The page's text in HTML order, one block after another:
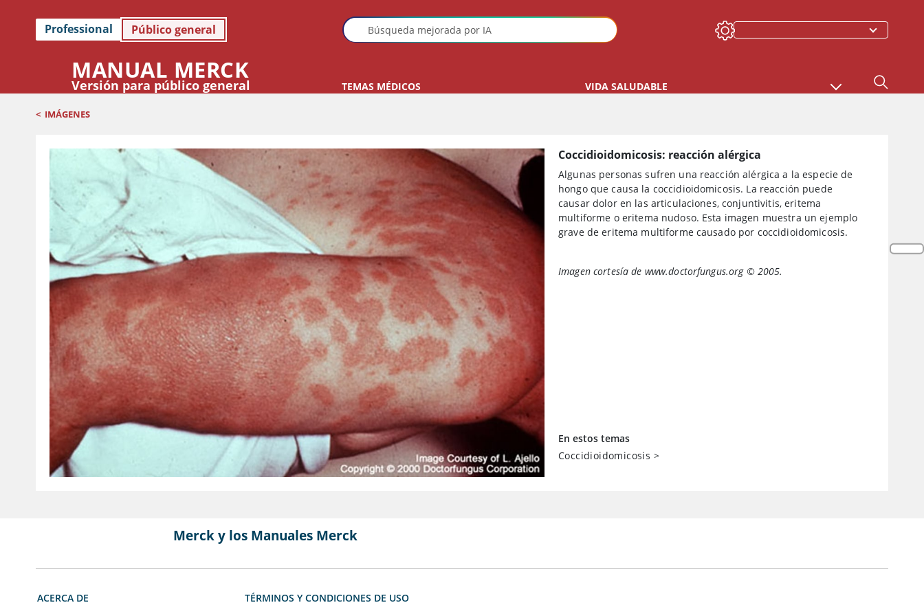
Professional Público general
MANUAL MERCK
Versión para público general TEMAS MÉDICOS VIDA SALUDABLE
< IMÁGENES
Coccidioidomicosis: reacción alérgica
Algunas personas sufren una reacción alérgica a la especie de
hongo que causa la coccidioidomicosis. La reacción puede
causar dolor en las articulaciones, conjuntivitis, eritema
multiforme o eritema nudoso. Esta imagen muestra un ejemplo
grave de eritema multiforme causado por coccidioidomicosis.
Imagen cortesía de www.doctorfungus.org © 2005.
En estos temas
Coccidioidomicosis >
Merck y los Manuales Merck
ACERCA DE
TÉRMINOS Y CONDICIONES DE USO